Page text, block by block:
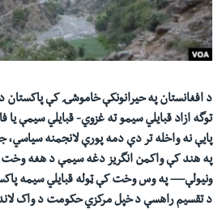
دلته
مخکې
لټون
واوړئ
اداریه
Learning English
FOLLOW US
ژبې
د افغانستان په حیرانونکې خاموشۍ کې
پايې نه واخله تر دې دمه پورې لانجمنه سیاسي،
په هند کې واکمن انگریز دغه سيمې د هغه وخت
د تقسيم راهسې د خپل مرکزي حکومت د واک